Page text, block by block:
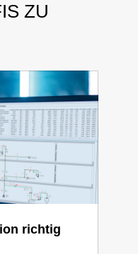
ZU
richtig